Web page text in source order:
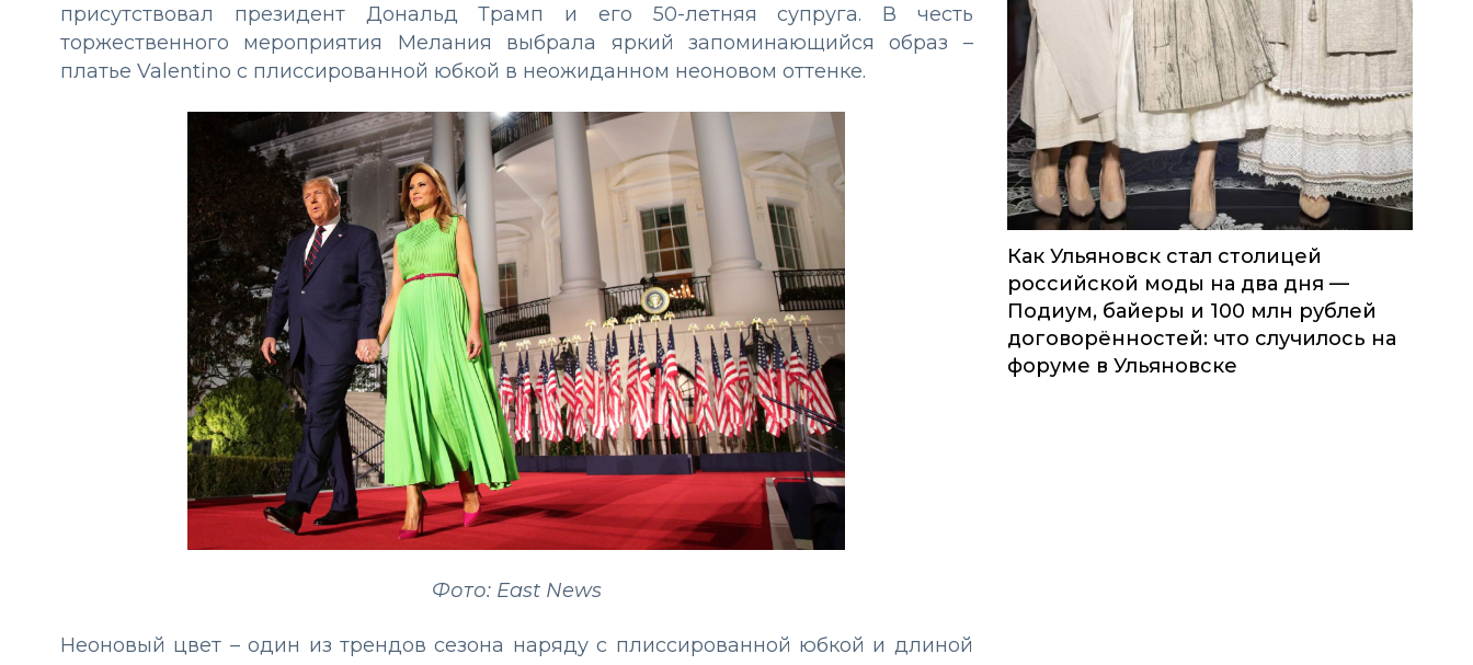
присутствовал президент Дональд Трамп и его 50-летняя супруга. В честь
торжественного мероприятия Мелания выбрала яркий запоминающийся образ –
платье Valentino с плиссированной юбкой в неожиданном неоновом оттенке.
Фото: East News
Неоновый цвет – один из трендов сезона наряду с плиссированной юбкой и длиной
Как Ульяновск стал столицей
российской моды на два дня —
Подиум, байеры и 100 млн рублей
договорённостей: что случилось на
форуме в Ульяновске